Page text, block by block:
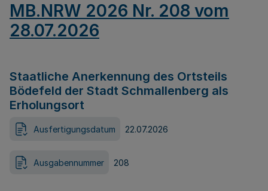
MB.NRW 2026 Nr. 208 vom
28.07.2026
Staatliche Anerkennung des Ortsteils
Bödefeld der Stadt Schmallenberg als
Erholungsort
Ausfertigungsdatum 22.07.2026
Ausgabennummer 208